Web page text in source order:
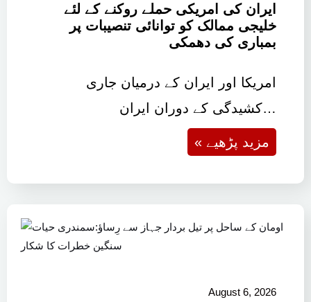
ایران کی امریکی حملے روکنے کے لئے
خلیجی ممالک کو توانائی تنصیبات پر
بمباری کی دھمکی
امریکا اور ایران کے درمیان جاری
کشیدگی کے دوران ایران…
« مزید پڑھیے
August 6, 2026